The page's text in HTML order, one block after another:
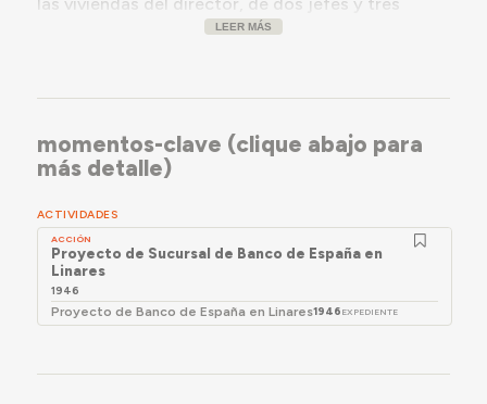
viviendas pequeñas. En la planta de atendimiento,
LEER MÁS
momentos-clave (clique abajo para
más detalle)
ACTIVIDADES
ACCIÓN
Proyecto de Sucursal de Banco de España en
Linares
1946
Proyecto de Banco de España en Linares1946 EXPEDIENTE